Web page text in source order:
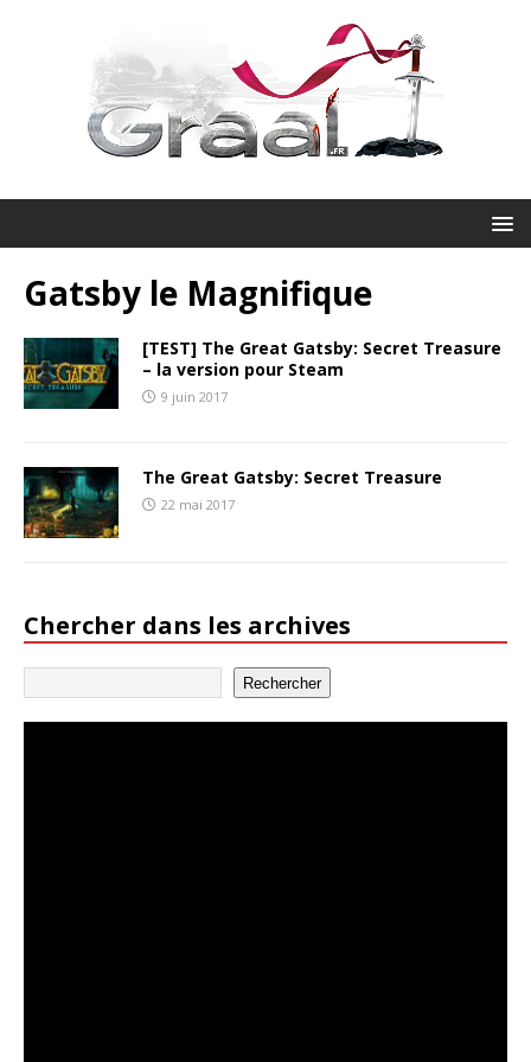
Gatsby le Magnifique
[TEST] The Great Gatsby: Secret Treasure
– la version pour Steam
9 juin 2017
The Great Gatsby: Secret Treasure
22 mai 2017
Chercher dans les archives
Rechercher